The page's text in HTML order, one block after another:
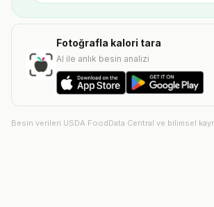
Fotoğrafla kalori tara
AI ile anlık besin analizi
Besin verileri USDA FoodData Central ve bilimsel